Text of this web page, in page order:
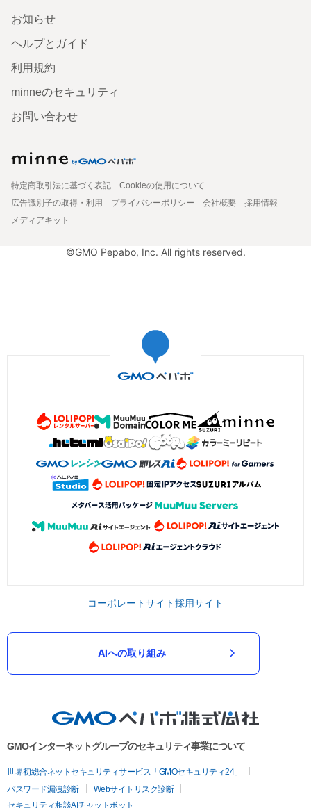
お知らせ
ヘルプとガイド
利用規約
minneのセキュリティ
お問い合わせ
特定商取引法に基づく表記
Cookieの使用について
広告識別子の取得・利用
プライバシーポリシー 会社概要
採用情報
メディアキット
©GMO Pepabo, Inc. All rights reserved.
コーポレートサイト採用サイト
AIへの取り組み
GMOインターネットグループのセキュリティ事業について
世界初総合ネットセキュリティサービス「GMOセキュリティ24」
パスワード漏洩診断
Webサイトリスク診断
セキュリティ相談AIチャットボット